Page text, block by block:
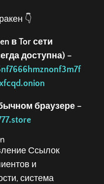
👇
в Tor сети
доступна) –
браузере –
Ссылок
и
система